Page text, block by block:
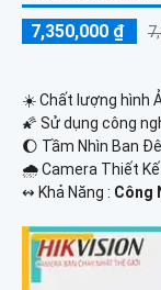
7,350,000 ₫
☀️ Chất lượng hình
🌠 Sử dụng công
🌔 Tầm Nhìn Ban
🌧️ Camera Thiết Kế
️↭ Khả Năng : Công